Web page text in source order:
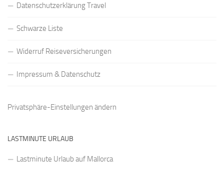
Datenschutzerklärung Travel
Schwarze Liste
Widerruf Reiseversicherungen
Impressum & Datenschutz
Privatsphäre-Einstellungen ändern
LASTMINUTE URLAUB
Lastminute Urlaub auf Mallorca